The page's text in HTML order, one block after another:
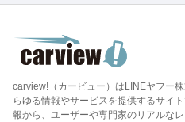
carview!（カービュー）はLINEヤフー
らゆる情報やサービスを提供するサイ
報から、ユーザーや専門家のリアルな